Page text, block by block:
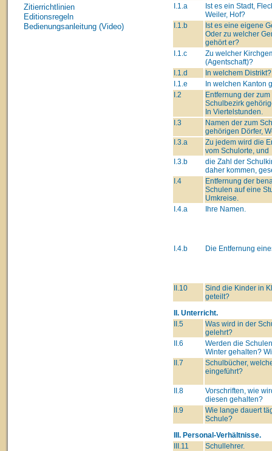
Zitierrichtlinien
Editionsregeln
Bedienungsanleitung (Video)
I.1.a
Ist es ein Stadt,
Weiler, Hof?
I.1.b
Ist es eine eigene
Oder zu welcher
gehört er?
I.1.c
Zu welcher
(Agentschaft)?
I.1.d
In welchem Distrikt?
I.1.e
In welchen Kanton
I.2
Entfernung der zum
Schulbezirk
In Viertelstunden.
I.3
Namen der zum
gehörigen Dörfer,
I.3.a
Zu jedem wird die
vom Schulorte, und
I.3.b
die Zahl der
daher kommen,
I.4
Entfernung der
Schulen auf eine
Umkreise.
I.4.a
Ihre Namen.
I.4.b Die Entfernung
II.10
Sind die Kinder in
geteilt?
II. Unterricht.
II.5
Was wird in der
gelehrt?
II.6
Werden die
Winter gehalten?
II.7
Schulbücher,
eingeführt?
II.8
Vorschriften, wie
diesen gehalten?
II.9
Wie lange dauert
Schule?
III. Personal-Verhältnisse.
III.11
Schullehrer.